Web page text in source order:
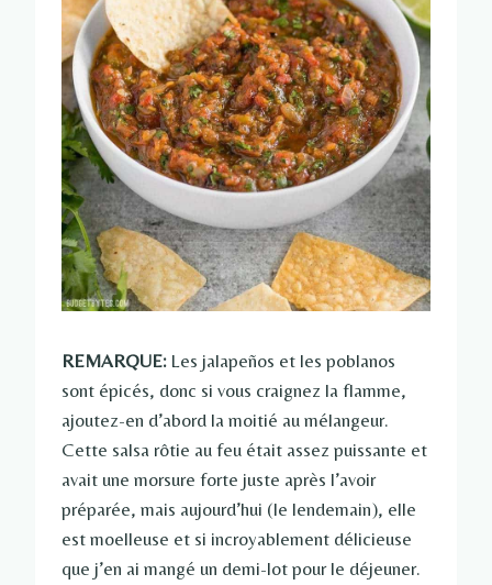
REMARQUE:Les jalapeños et les poblanos
sont épicés, donc si vous craignez la flamme,
ajoutez-en d’abord la moitié au mélangeur.
Cette salsa rôtie au feu était assez puissante et
avait une morsure forte juste après l’avoir
préparée, mais aujourd’hui (le lendemain), elle
est moelleuse et si incroyablement délicieuse
que j’en ai mangé un demi-lot pour le déjeuner.